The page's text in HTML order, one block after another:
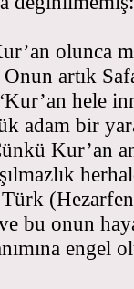
olunca
artık
hele
adam bir
Kur’an
ve bu onun
engel